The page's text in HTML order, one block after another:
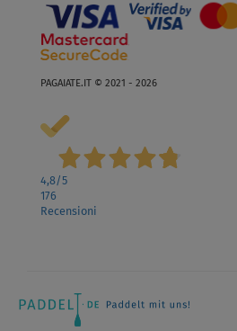
PAGAIATE.IT © 2021 - 2026
4,8/5
176
Recensioni